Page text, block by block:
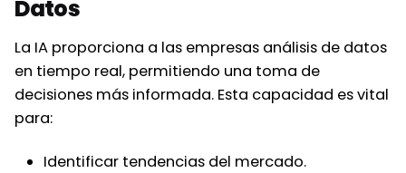
Datos
La IA proporciona a las empresas análisis de datos
en tiempo real, permitiendo una toma de
decisiones más informada. Esta capacidad es vital
para:
Identificar tendencias del mercado.